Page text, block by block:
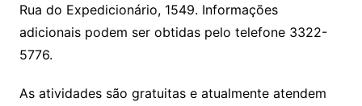
Rua do Expedicionário, 1549. Informações
adicionais podem ser obtidas pelo telefone 3322-
5776.
As atividades são gratuitas e atualmente atendem